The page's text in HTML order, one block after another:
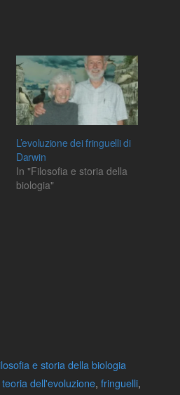
L’evoluzione dei fringuelli di
Darwin
In "Filosofia e storia della
biologia"
e storia della biologia
teoria dell'evoluzione, fringuelli,